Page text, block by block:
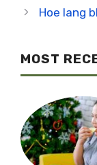
Hoe lang
MOST